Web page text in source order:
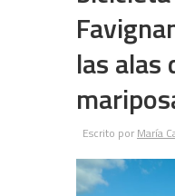
las alas
Escrito por María